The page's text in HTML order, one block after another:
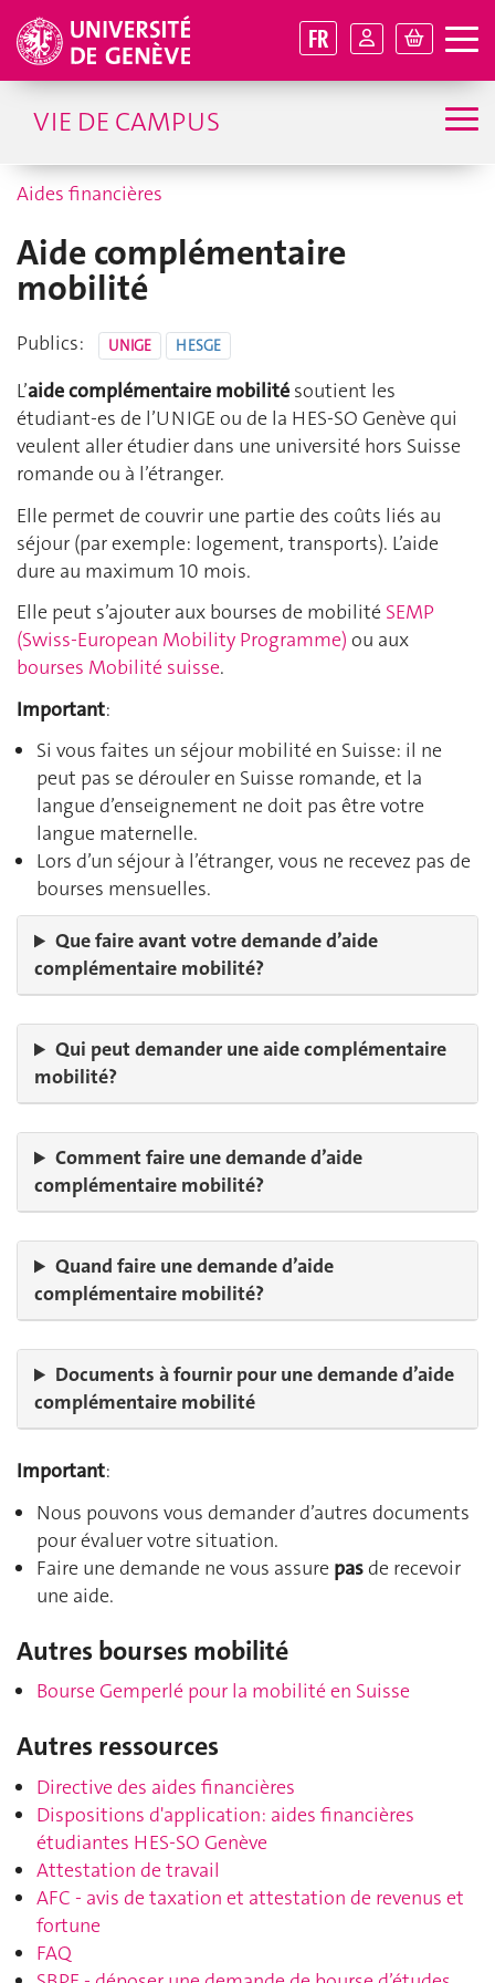
FR
VIE DE CAMPUS
Aides financières
Aide complémentaire
mobilité
Publics: UNIGE HESGE
L’aide complémentaire mobilité soutient les
étudiant‑es de l’UNIGE ou de la HES-SO Genève qui
veulent aller étudier dans une université hors Suisse
romande ou à l’étranger.
Elle permet de couvrir une partie des coûts liés au
séjour (par exemple: logement, transports). L’aide
dure au maximum 10 mois.
Elle peut s’ajouter aux bourses de mobilité SEMP
(Swiss‑European Mobility Programme) ou aux
bourses Mobilité suisse.
Important:
Si vous faites un séjour mobilité en Suisse: il ne
peut pas se dérouler en Suisse romande, et la
langue d’enseignement ne doit pas être votre
langue maternelle.
Lors d’un séjour à l’étranger, vous ne recevez pas de
bourses mensuelles.
Que faire avant votre demande d’aide
complémentaire mobilité?
Qui peut demander une aide complémentaire
mobilité?
Comment faire une demande d’aide
complémentaire mobilité?
Quand faire une demande d’aide
complémentaire mobilité?
Documents à fournir pour une demande d’aide
complémentaire mobilité
Important:
Nous pouvons vous demander d’autres documents
pour évaluer votre situation.
Faire une demande ne vous assure pas de recevoir
une aide.
Autres bourses mobilité
Bourse Gemperlé pour la mobilité en Suisse
Autres ressources
Directive des aides financières
Dispositions d'application: aides financières
étudiantes HES-SO Genève
Attestation de travail
AFC - avis de taxation et attestation de revenus et
fortune
FAQ